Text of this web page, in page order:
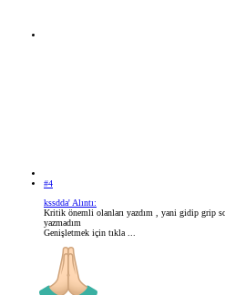
#4
kssdda' Alıntı:
Kritik önemli olanları yazdım , yani gidip grip
yazmadım
Genişletmek için tıkla ...